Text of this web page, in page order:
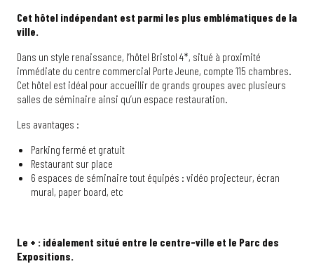
Cet hôtel indépendant est parmi les plus emblématiques de la
ville.
Dans un style renaissance, l’hôtel Bristol 4*, situé à proximité
immédiate du centre commercial Porte Jeune, compte 115 chambres.
Cet hôtel est idéal pour accueillir de grands groupes avec plusieurs
salles de séminaire ainsi qu’un espace restauration.
Les avantages :
Parking fermé et gratuit
Restaurant sur place
6 espaces de séminaire tout équipés : vidéo projecteur, écran
mural, paper board, etc
Le + : idéalement situé entre le centre-ville et le Parc des
Expositions.